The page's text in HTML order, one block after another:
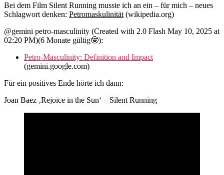
Bei dem Film Silent Running musste ich an ein – für mich – neues
Schlagwort denken: Petromaskulinität (wikipedia.org)
@gemini petro-masculinity (Created with 2.0 Flash May 10, 2025 at
02:20 PM)(6 Monate gültig🤓):
Petro-Masculinity: Definition and Impact
(gemini.google.com)
Für ein positives Ende hörte ich dann:
Joan Baez ‚Rejoice in the Sun‘ – Silent Running